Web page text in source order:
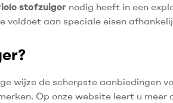
stofzuiger nodig heeft in een
voldoet aan speciale eisen
wijze de scherpste aanbiedingen
Op onze website leert u